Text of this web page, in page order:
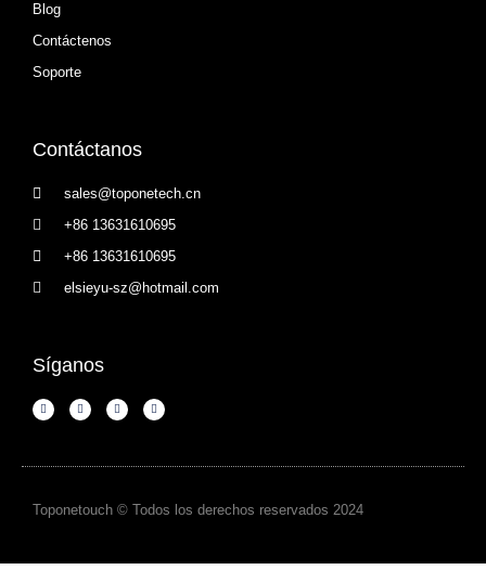
Blog
Contáctenos
Soporte
Contáctanos
sales@toponetech.cn
+86 13631610695
+86 13631610695
elsieyu-sz@hotmail.com
Síganos
Toponetouch © Todos los derechos reservados 2024